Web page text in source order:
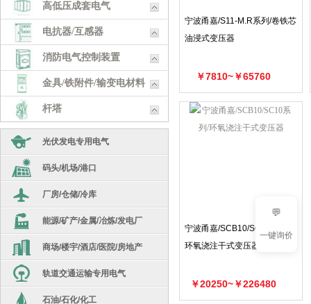
高低压成套电气
电抗器/互感器
消防电气控制装置
金具/铁附件/输变电材料
杆塔
五金工具
电源系统
库存现货
电工超市
光伏发电专用电气
汇流箱
逆变器
光伏箱变
码头/机场/港口
高低压开关柜
隔离变压器
非晶合金
厂房/仓储/冷库
干式变压器
油浸式变压器
高低压开关柜
能源/矿产/金属/冶炼/发电厂
电炉变
车载移动式变电站
商场/楼宇/酒店/医院/房地产
干式变压器
轨道交通运输专用电气
整流变压器
石油/石化/化工
宁波甬嘉/S11-M.R系列/卷铁芯
油浸式变压器
￥7810~￥65760
宁波甬嘉/SCB10/SC10系列/
环氧浇注干式变压器
￥20250~￥226480
💬
一键询价